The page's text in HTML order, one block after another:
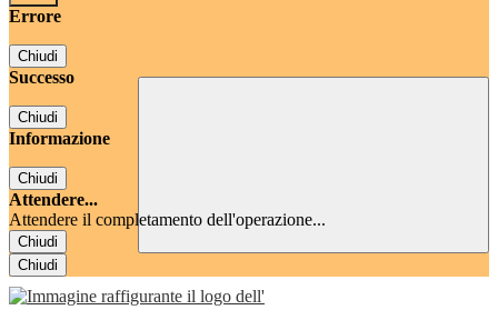
Errore
Chiudi
Successo
Chiudi
Informazione
Chiudi
Attendere...
Attendere il completamento dell'operazione...
Chiudi
Chiudi